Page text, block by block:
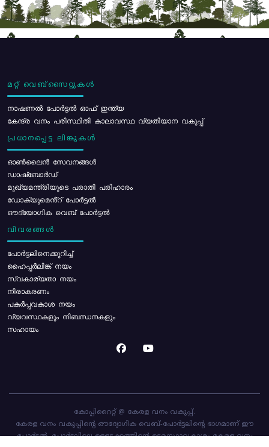
മറ്റ് വെബ്സൈറ്റുകൾ
നാഷണൽ പോർട്ടൽ ഓഫ് ഇന്ത്യ
കേന്ദ്ര വനം പരിസ്ഥിതി കാലാവസ്ഥ വ്യതിയാന വകുപ്പ്
പ്രധാനപ്പെട്ട ലിങ്കുകൾ
ഓൺലൈൻ സേവനങ്ങൾ
ഡാഷ്ബോർഡ്
മുഖ്യമന്ത്രിയുടെ പരാതി പരിഹാരം
ഡോക്യുമെൻ്റ് പോർട്ടൽ
ഔദ്യോഗിക വെബ് പോർട്ടൽ
വിവരങ്ങൾ
പോര്‍ട്ടലിനെക്കുറിച്ച്
ഹൈപ്പർലിങ്ക് നയം
സ്വകാര്യതാ നയം
നിരാകരണം
പകർപ്പവകാശ നയം
വ്യവസ്ഥകളും നിബന്ധനകളും
സഹായം
കോപ്പിറൈറ്റ് @ കേരള വനം വകുപ്പ്.
കേരള വനം വകുപ്പിന്റെ ഔദ്യോഗിക വെബ്-പോർട്ടലിന്റെ ഭാഗമാണ് ഈ
പോർട്ടൽ. പോർട്ടലിലെ ഉള്ളടക്കത്തിന്റെ ഉടമസ്ഥാവകാശം കേരള വനം